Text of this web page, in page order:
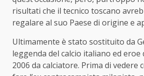
risultati che il tecnico toscano
regalare al suo Paese di origine e
Ultimamente è stato sostituito da
leggenda del calcio italiano ed eroe
2006 da calciatore. Prima di vedere